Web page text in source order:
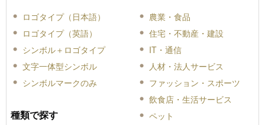
ロゴタイプ（日本語）
ロゴタイプ（英語）
シンボル＋ロゴタイプ
文字一体型シンボル
シンボルマークのみ
種類で探す
農業・食品
住宅・不動産・建設
IT・通信
人材・法人サービス
ファッション・スポーツ
飲食店・生活サービス
ペット